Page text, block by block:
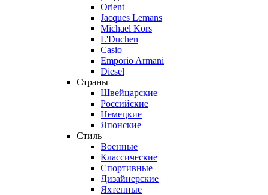
Orient
Jacques Lemans
Michael Kors
L'Duchen
Casio
Emporio Armani
Diesel
Страны
Швейцарские
Российские
Немецкие
Японские
Стиль
Военные
Классические
Спортивные
Дизайнерские
Яхтенные